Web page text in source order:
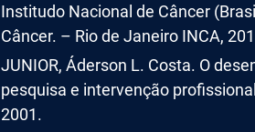
Institudo Nacional de Câncer
Câncer. – Rio de Janeiro INCA,
JUNIOR, Áderson L. Costa. O
pesquisa e intervenção
2001.